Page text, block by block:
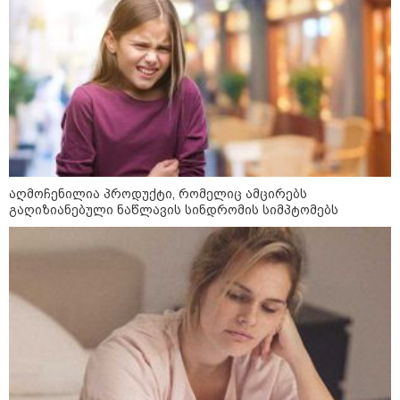
მსოფლიო
13:15 / 08-08-2026
უძველესი სენი და ეპიდემია: აშშ-ში
აღმოჩენილია პროდუქტი, რომელიც ამცირებს
გაღიზიანებული ნაწლავის სინდრომის სიმპტომებს